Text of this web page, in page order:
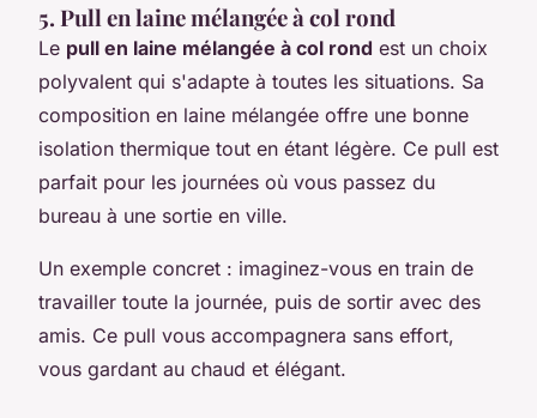
5. Pull en laine mélangée à col rond
Le pull en laine mélangée à col rond est un choix
polyvalent qui s'adapte à toutes les situations. Sa
composition en laine mélangée offre une bonne
isolation thermique tout en étant légère. Ce pull est
parfait pour les journées où vous passez du
bureau à une sortie en ville.
Un exemple concret : imaginez-vous en train de
travailler toute la journée, puis de sortir avec des
amis. Ce pull vous accompagnera sans effort,
vous gardant au chaud et élégant.